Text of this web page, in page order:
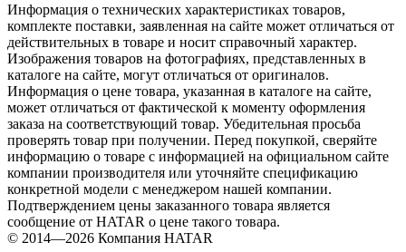
Информация о технических характеристиках товаров,
комплекте поставки, заявленная на сайте может отличаться от
действительных в товаре и носит справочный характер.
Изображения товаров на фотографиях, представленных в
каталоге на сайте, могут отличаться от оригиналов.
Информация о цене товара, указанная в каталоге на сайте,
может отличаться от фактической к моменту оформления
заказа на соответствующий товар. Убедительная просьба
проверять товар при получении. Перед покупкой, сверяйте
информацию о товаре с информацией на официальном сайте
компании производителя или уточняйте спецификацию
конкретной модели с менеджером нашей компании.
Подтверждением цены заказанного товара является
сообщение от HATAR о цене такого товара.
© 2014—2026 Компания HATAR